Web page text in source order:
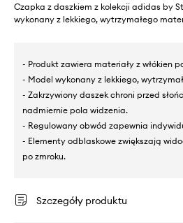
Czapka z daszkiem z kolekcji adidas by
wykonany z lekkiego, wytrzymałego
- Produkt zawiera materiały z włókien
- Model wykonany z lekkiego,
- Zakrzywiony daszek chroni przed
nadmiernie pola widzenia.
- Regulowany obwód zapewnia
- Elementy odblaskowe zwiększają
po zmroku.
Szczegóły produktu